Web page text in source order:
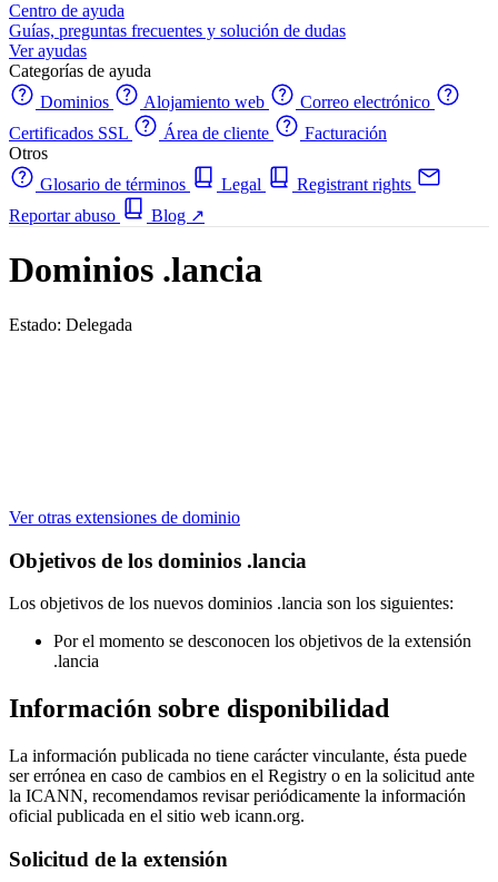
Centro de ayuda
Guías, preguntas frecuentes y solución de dudas
Ver ayudas
Categorías de ayuda
Dominios
Alojamiento web
Correo electrónico
Certificados SSL
Área de cliente
Facturación
Otros
Glosario de términos
Legal
Registrant rights
Reportar abuso
Blog ↗
Dominios .lancia
Estado: Delegada
Ver otras extensiones de dominio
Objetivos de los dominios .lancia
Los objetivos de los nuevos dominios .lancia son los siguientes:
Por el momento se desconocen los objetivos de la extensión
.lancia
Información sobre disponibilidad
La información publicada no tiene carácter vinculante, ésta puede
ser errónea en caso de cambios en el Registry o en la solicitud ante
la ICANN, recomendamos revisar periódicamente la información
oficial publicada en el sitio web icann.org.
Solicitud de la extensión